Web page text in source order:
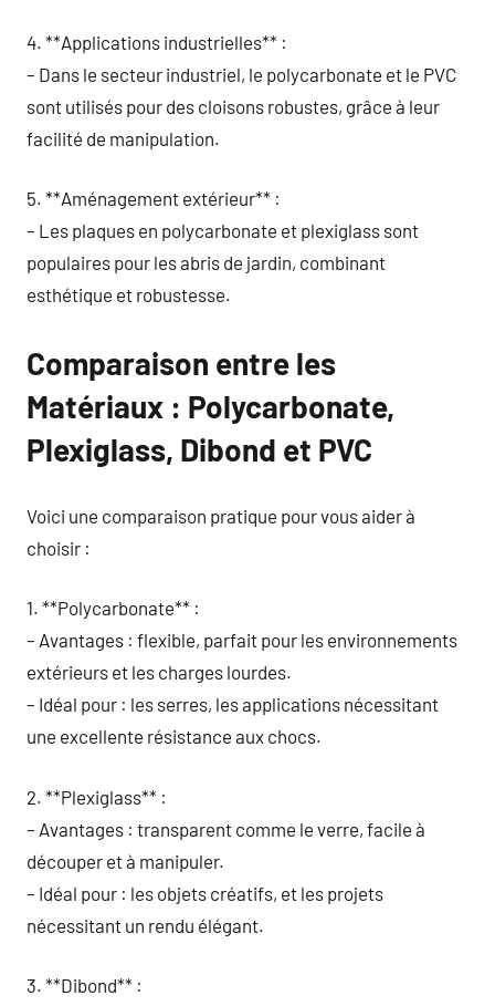
4. **Applications industrielles** :
– Dans le secteur industriel, le polycarbonate et le PVC
sont utilisés pour des cloisons robustes, grâce à leur
facilité de manipulation.
5. **Aménagement extérieur** :
– Les plaques en polycarbonate et plexiglass sont
populaires pour les abris de jardin, combinant
esthétique et robustesse.
Comparaison entre les
Matériaux : Polycarbonate,
Plexiglass, Dibond et PVC
Voici une comparaison pratique pour vous aider à
choisir :
1. **Polycarbonate** :
– Avantages : flexible, parfait pour les environnements
extérieurs et les charges lourdes.
– Idéal pour : les serres, les applications nécessitant
une excellente résistance aux chocs.
2. **Plexiglass** :
– Avantages : transparent comme le verre, facile à
découper et à manipuler.
– Idéal pour : les objets créatifs, et les projets
nécessitant un rendu élégant.
3. **Dibond** :